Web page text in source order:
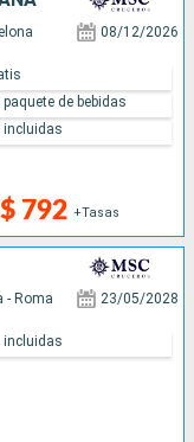
08/12/2026
792 +Tasas
de bebidas
incluidas
- Roma 23/05/2028
incluidas